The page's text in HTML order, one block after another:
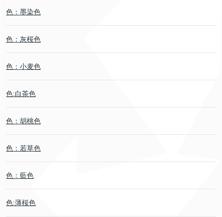
色：墨染色
色：灰桜色
色：小麦色
色:白茶色
色：胡桃色
色：若草色
色：藍色
色:薄桜色